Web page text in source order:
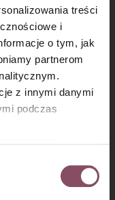
treści
i
o tym, jak
partnerom
z innymi danymi
podczas
15 więcej
oraz
×